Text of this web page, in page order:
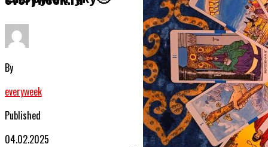
By
everyweek
Published
04.02.2025